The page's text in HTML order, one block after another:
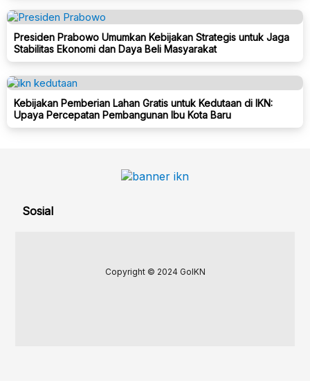
Presiden Prabowo Umumkan Kebijakan Strategis untuk Jaga
Stabilitas Ekonomi dan Daya Beli Masyarakat
Kebijakan Pemberian Lahan Gratis untuk Kedutaan di IKN:
Upaya Percepatan Pembangunan Ibu Kota Baru
Sosial
Copyright © 2024 GoIKN